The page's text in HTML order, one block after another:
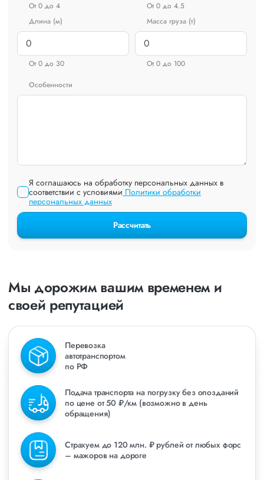
От 0 до 4
От 0 до 4.5
Длина (м)
От 0 до 30
Масса груза (т)
От 0 до 100
Особенности
Я соглашаюсь на обработку персональных данных в
соответствии с условиями Политики обработки
персональных данных
Рассчитать
Мы дорожим вашим временем и
своей репутацией
Перевозка
автотранспортом
по РФ
Подача транспорта на погрузку без опозданий
по цене от 50 ₽/км (возможно в день
обращения)
Страхуем до 120 млн. ₽ рублей от любых форс
– мажоров на дороге